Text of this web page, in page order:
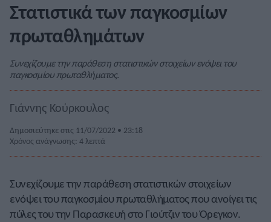
Στατιστικά των παγκοσμίων
πρωταθλημάτων
Συνεχίζουμε την παράθεση στατιστικών στοιχείων ενόψει του
παγκοσμίου πρωταθλήματος.
Γιάννης Κούρκουλος
Δημοσιεύτηκε στις 11/07/2022 • 23:18
Χρόνος ανάγνωσης: 4 λεπτά
Συνεχίζουμε την παράθεση στατιστικών στοιχείων
ενόψει του παγκοσμίου πρωταθλήματος που ανοίγει τις
πύλες του την Παρασκευή στο Γιούτζιν του Όρεγκον.